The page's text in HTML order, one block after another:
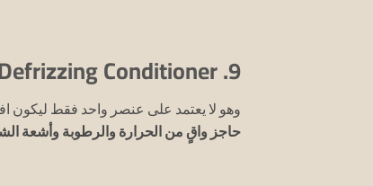
9. Ouidad Climate Control Defrizzing Conditioner:
وهو لا يعتمد على عنصر واحد فقط
حاجز واقٍ من الحرارة والرطوبة وأشعة